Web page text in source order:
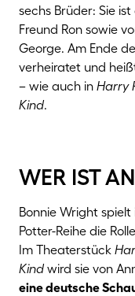
sechs Brüder: Sie
Freund Ron sowie
George. Am Ende
verheiratet und
– wie auch in Harry
Kind.
wer ist
Bonnie Wright
Potter-Reihe die
Im Theaterstück
Kind wird sie von
eine deutsche